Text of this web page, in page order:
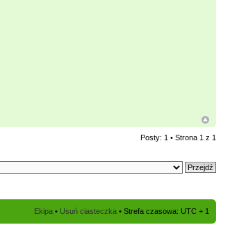
Posty: 1 • Strona 1 z 1
Ekipa • Usuń ciasteczka • Strefa czasowa: UTC + 1